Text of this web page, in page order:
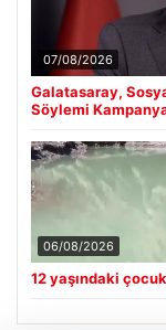
07/08/2026
Galatasaray,
Söylemi
06/08/2026
12 yaşındaki